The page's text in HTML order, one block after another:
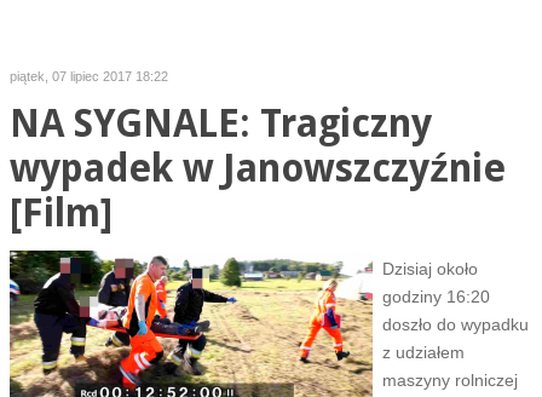
piątek, 07 lipiec 2017 18:22
NA SYGNALE: Tragiczny
wypadek w Janowszczyźnie
[Film]
Dzisiaj około
godziny 16:20
doszło do wypadku
z udziałem
maszyny rolniczej